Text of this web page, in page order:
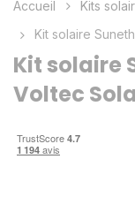
Accueil Kits
Kit solaire
Kit solaire
Voltec